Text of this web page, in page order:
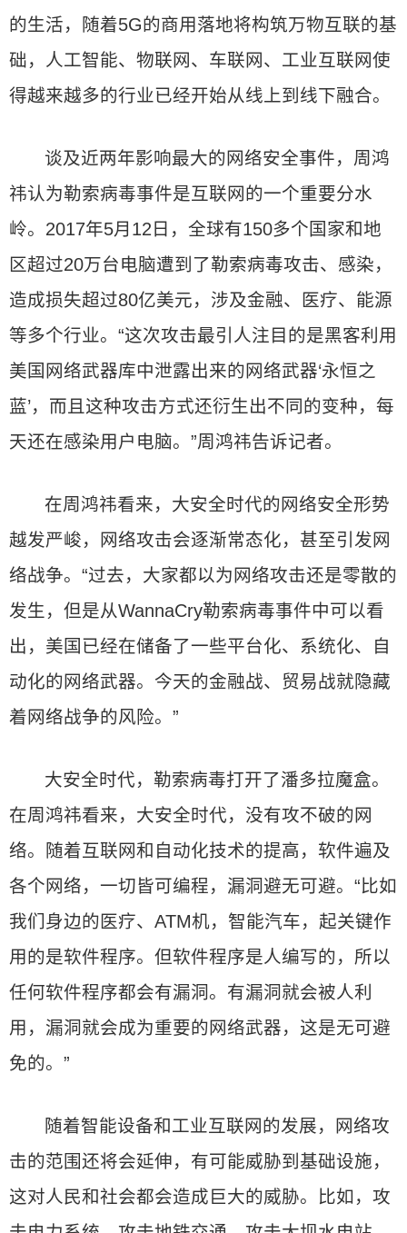
的生活，随着5G的商用落地将构筑万物互联的基
础，人工智能、物联网、车联网、工业互联网使
得越来越多的行业已经开始从线上到线下融合。
谈及近两年影响最大的网络安全事件，周鸿
祎认为勒索病毒事件是互联网的一个重要分水
岭。2017年5月12日，全球有150多个国家和地
区超过20万台电脑遭到了勒索病毒攻击、感染，
造成损失超过80亿美元，涉及金融、医疗、能源
等多个行业。“这次攻击最引人注目的是黑客利用
美国网络武器库中泄露出来的网络武器‘永恒之
蓝’，而且这种攻击方式还衍生出不同的变种，每
天还在感染用户电脑。”周鸿祎告诉记者。
在周鸿祎看来，大安全时代的网络安全形势
越发严峻，网络攻击会逐渐常态化，甚至引发网
络战争。“过去，大家都以为网络攻击还是零散的
发生，但是从WannaCry勒索病毒事件中可以看
出，美国已经在储备了一些平台化、系统化、自
动化的网络武器。今天的金融战、贸易战就隐藏
着网络战争的风险。”
大安全时代，勒索病毒打开了潘多拉魔盒。
在周鸿祎看来，大安全时代，没有攻不破的网
络。随着互联网和自动化技术的提高，软件遍及
各个网络，一切皆可编程，漏洞避无可避。“比如
我们身边的医疗、ATM机，智能汽车，起关键作
用的是软件程序。但软件程序是人编写的，所以
任何软件程序都会有漏洞。有漏洞就会被人利
用，漏洞就会成为重要的网络武器，这是无可避
免的。”
随着智能设备和工业互联网的发展，网络攻
击的范围还将会延伸，有可能威胁到基础设施，
这对人民和社会都会造成巨大的威胁。比如，攻